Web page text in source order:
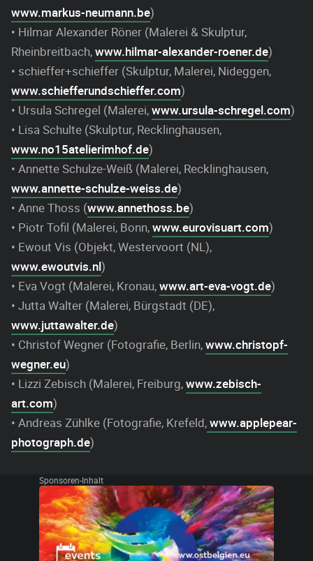
www.markus-neumann.be)
• Hilmar Alexander Röner (Malerei & Skulptur,
Rheinbreitbach,www.hilmar-alexander-roener.de)
• schieffer+schieffer (Skulptur, Malerei, Nideggen,
www.schiefferundschieffer.com)
• Ursula Schregel (Malerei,www.ursula-schregel.com)
• Lisa Schulte (Skulptur, Recklinghausen,
www.no15atelierimhof.de)
• Annette Schulze-Weiß (Malerei, Recklinghausen,
www.annette-schulze-weiss.de)
• Anne Thoss (www.annethoss.be)
• Piotr Tofil (Malerei, Bonn,www.eurovisuart.com)
• Ewout Vis (Objekt, Westervoort (NL),
www.ewoutvis.nl)
• Eva Vogt (Malerei, Kronau,www.art-eva-vogt.de)
• Jutta Walter (Malerei, Bürgstadt (DE),
www.juttawalter.de)
• Christof Wegner (Fotografie, Berlin,www.christopf-
wegner.eu)
• Lizzi Zebisch (Malerei, Freiburg,www.zebisch-
art.com)
• Andreas Zühlke (Fotografie, Krefeld,www.applepear-
photograph.de)
Sponsoren-Inhalt